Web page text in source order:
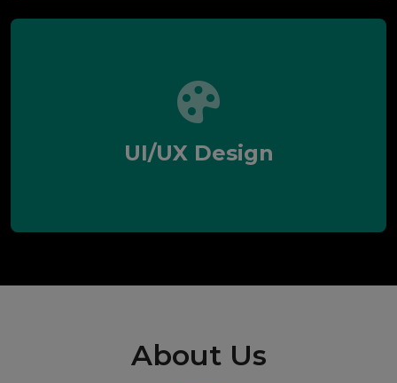
UI/UX Design
About Us